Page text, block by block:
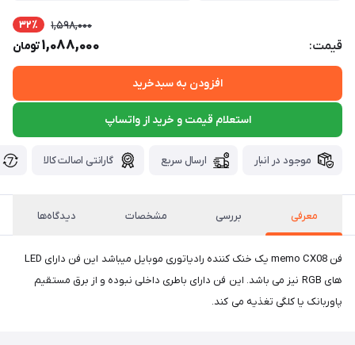
قیمت:
1,598,000 32٪
1,088,000تومان
افزودن به سبدخرید
استعلام قیمت و خرید از واتساپ
موجود در انبار ارسال سریع گارانتی اصالت کالا
معرفی بررسی مشخصات دیدگاه‌ها
فن memo CX08 یک خنک کننده رادیاتوری موبایل میباشد این فن دارای LED
های RGB نیز می باشد. این فن دارای باطری داخلی نبوده و از برق مستقیم
پاوربانک یا کلگی تغذیه می کند.